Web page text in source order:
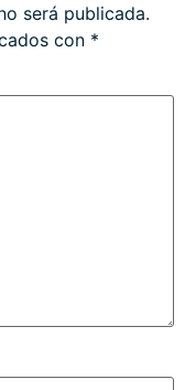
será publicada.
con *